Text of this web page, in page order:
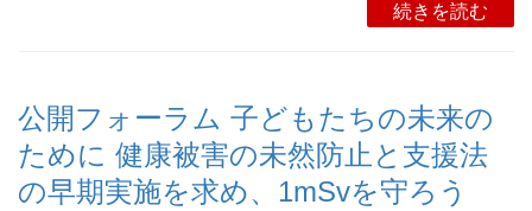
続きを読む
公開フォーラム 子どもたちの未来の
ために 健康被害の未然防止と支援法
の早期実施を求め、1mSvを守ろう